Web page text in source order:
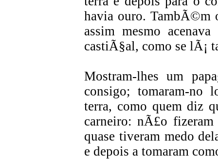
havia ouro. TambÃ©m
assim mesmo
castiÃ§al, como se lÃ¡
Mostram-lhes um
consigo; tomaram-no
terra, como quem diz
carneiro: nÃ£o
quase tiveram medo
e depois a tomaram